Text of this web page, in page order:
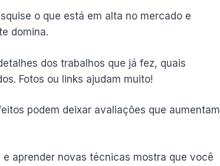
o que está em alta no mercado e
domina.
dos trabalhos que já fez, quais
Fotos ou links ajudam muito!
podem deixar avaliações que aumentam
e aprender novas técnicas mostra que você